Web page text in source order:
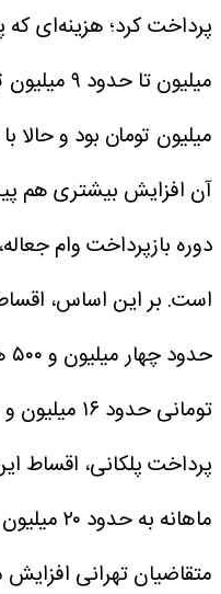
میلیون تومان بود و حالا
آن افزایش بیشتری هم
پرداخت پلکانی، اقساط
متقاضیان تهرانی افزایش